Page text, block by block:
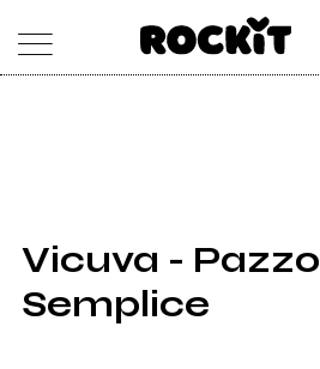
SHOP
RADIO
Vicuva - Pazzo
Semplice